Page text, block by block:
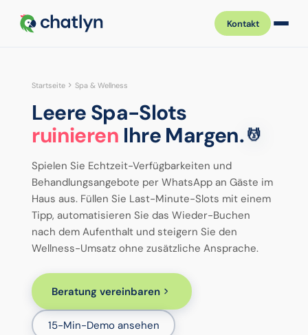
Kontakt
Startseite Spa & Wellness
Leere Spa-Slots
ruinieren Ihre Margen.💆
Spielen Sie Echtzeit-Verfügbarkeiten und
Behandlungsangebote per WhatsApp an Gäste im
Haus aus. Füllen Sie Last-Minute-Slots mit einem
Tipp, automatisieren Sie das Wieder-Buchen
nach dem Aufenthalt und steigern Sie den
Wellness-Umsatz ohne zusätzliche Ansprache.
Beratung vereinbaren
15-Min-Demo ansehen